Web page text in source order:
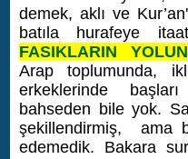
demek, aklı ve
batıla hurafeye
FASIKLARIN
Arap toplumunda,
erkeklerinde
bahseden bile yok.
şekillendirmiş, ama
edemedik. Bakara